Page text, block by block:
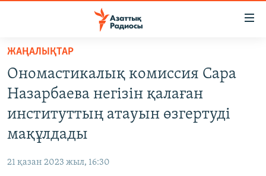
Skip
main
content
to
main
Skip
AZATTYQTV
ӘЛЕУМЕТ
ЖАҢАЛЫҚТАР
Ономастикалық комиссия Сара
Назарбаева негізін қалаған
институттың атауын өзгертуді
мақұлдады
21 қазан 2023 жыл, 16:30